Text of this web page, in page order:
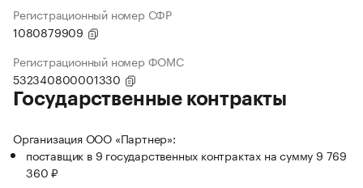
Регистрационный номер СФР
1080879909
Регистрационный номер ФОМС
532340800001330
Государственные контракты
Организация ООО «Партнер»:
поставщик в 9 государственных контрактах на сумму 9 769
360 ₽